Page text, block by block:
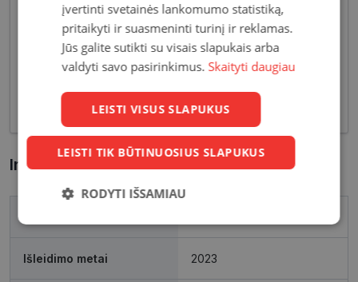
Pagrindiniai reikalavimai, keliami vyriškiems
akiniams - patvarios medžiagos bei solidžios
vyriškos formos, derančios prie įvairių vyriškų
aprangos stilių. Dėl funkcionalumo bei puikių
kasdien, vairavimui bei sportui.
Informacija apie prekę
Išleidimo metai 2023
įvertinti svetainės lankomumo statistiką,
pritaikyti ir suasmeninti turinį ir reklamas.
Jūs galite sutikti su visais slapukais arba
valdyti savo pasirinkimus. Skaityti daugiau
LEISTI VISUS SLAPUKUS
LEISTI TIK BŪTINUOSIUS SLAPUKUS
RODYTI IŠSAMIAU
Būtinieji
Statistikos
slapukai
Rinkodaros
slapukai